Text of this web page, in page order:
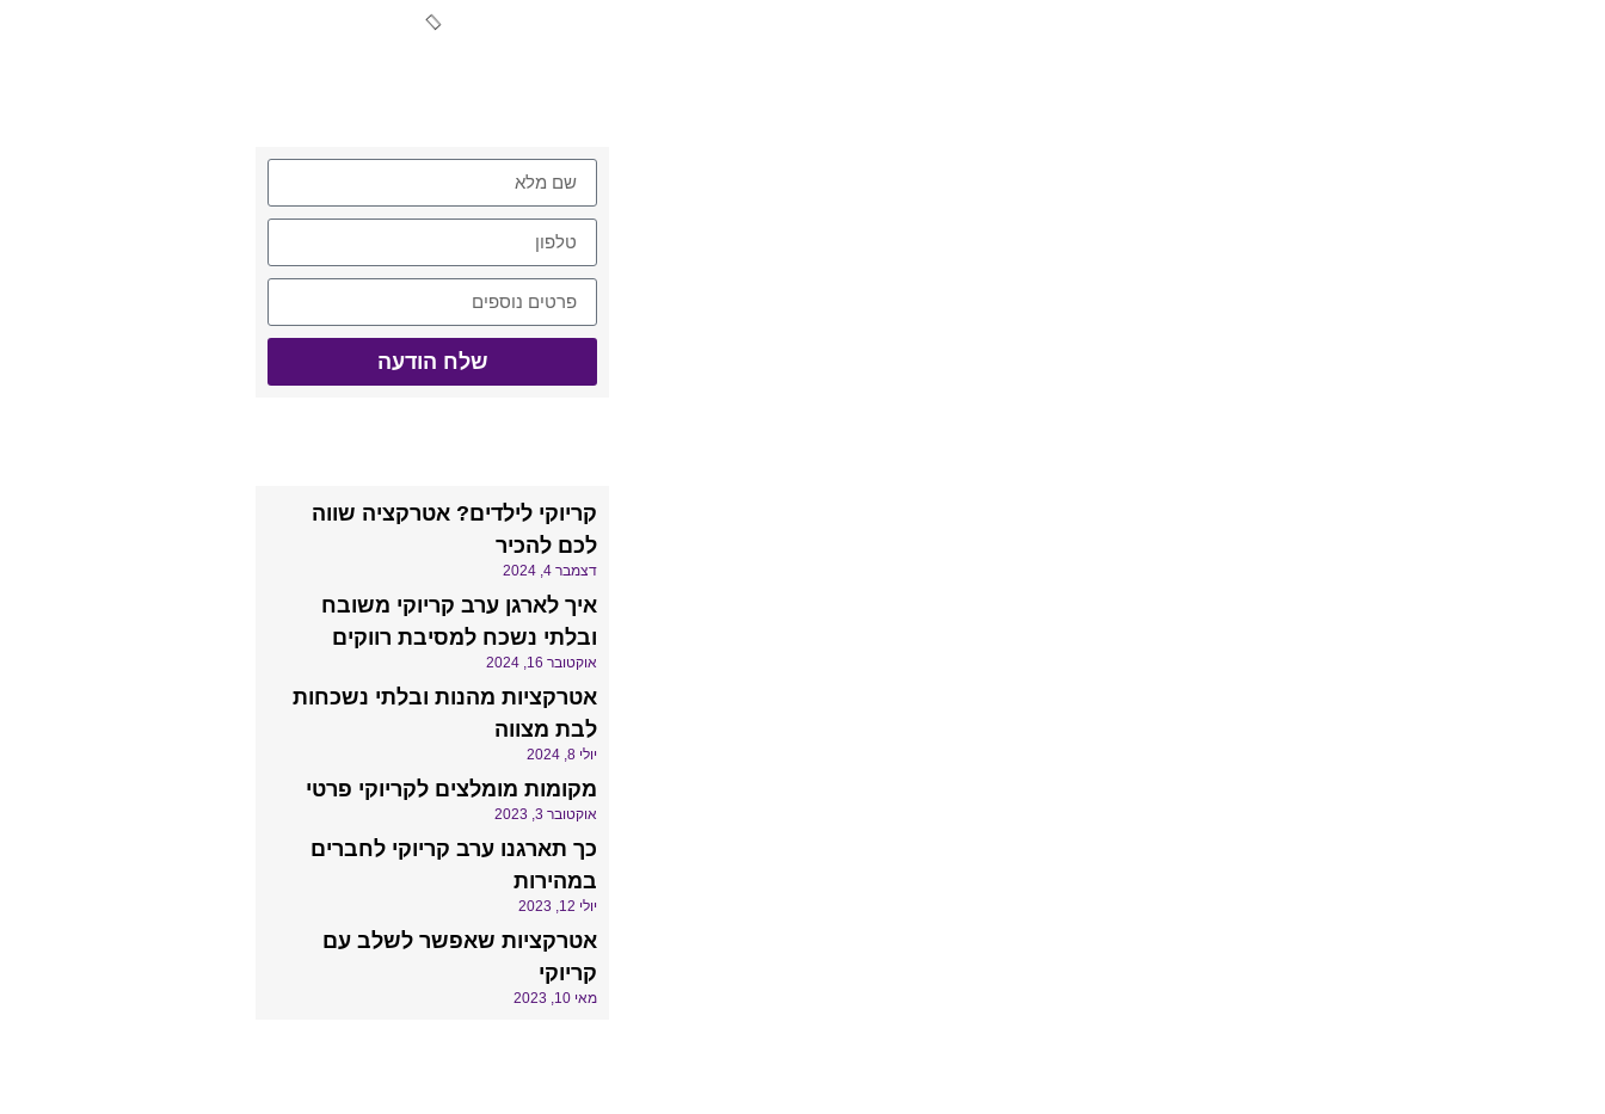
שלח הודעה
קריוקי לילדים? אטרקציה שווה
לכם להכיר
דצמבר 4, 2024
איך לארגן ערב קריוקי משובח
ובלתי נשכח למסיבת רווקים
אוקטובר 16, 2024
אטרקציות מהנות ובלתי נשכחות
לבת מצווה
יולי 8, 2024
מקומות מומלצים לקריוקי פרטי
אוקטובר 3, 2023
כך תארגנו ערב קריוקי לחברים
במהירות
יולי 12, 2023
אטרקציות שאפשר לשלב עם
קריוקי
מאי 10, 2023